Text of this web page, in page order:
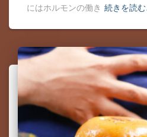
にはホルモンの働き 続きを読